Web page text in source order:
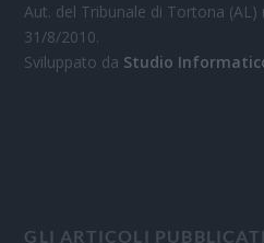
Aut. del Tribunale di Tortona
31/8/2010.
Sviluppato da Studio
GLI ARTICOLI